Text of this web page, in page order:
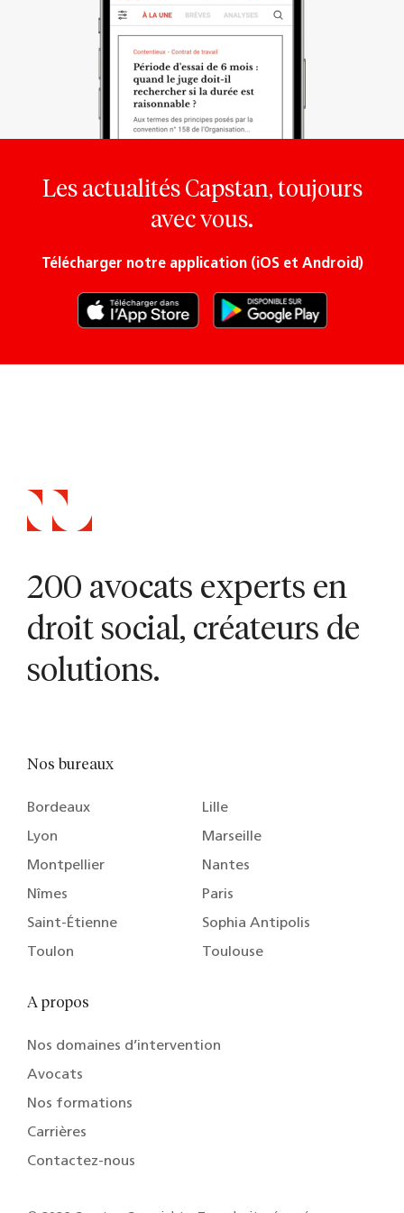
Les actualités Capstan, toujours
avec vous.
Télécharger notre application (iOS et Android)
200 avocats experts en
droit social, créateurs de
solutions.
Nos bureaux
Bordeaux
Lille
Lyon
Marseille
Montpellier
Nantes
Nîmes
Paris
Saint-Étienne
Sophia Antipolis
Toulon
Toulouse
A propos
Nos domaines d’intervention
Avocats
Nos formations
Carrières
Contactez-nous